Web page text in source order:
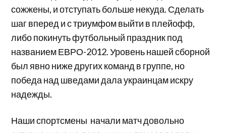
сожжены, и отступать больше некуда. Сделать
шаг вперед и с триумфом выйти в плейофф,
либо покинуть футбольный праздник под
названием ЕВРО-2012. Уровень нашей сборной
был явно ниже других команд в группе, но
победа над шведами дала украинцам искру
надежды.
Наши спортсмены начали матч довольно